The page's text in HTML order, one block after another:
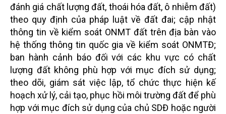
đánh giá chất lượng đất, thoái hóa đất, ô nhiễm đất)
theo quy định của pháp luật về đất đai; cập nhật
thông tin về kiểm soát ONMT đất trên địa bàn vào
hệ thống thông tin quốc gia về kiểm soát ONMTĐ;
ban hành cảnh báo đối với các khu vực có chất
lượng đất không phù hợp với mục đích sử dụng;
theo dõi, giám sát việc lập, tổ chức thực hiện kế
hoạch xử lý, cải tạo, phục hồi môi trường đất để phù
hợp với mục đích sử dụng của chủ SDĐ hoặc người